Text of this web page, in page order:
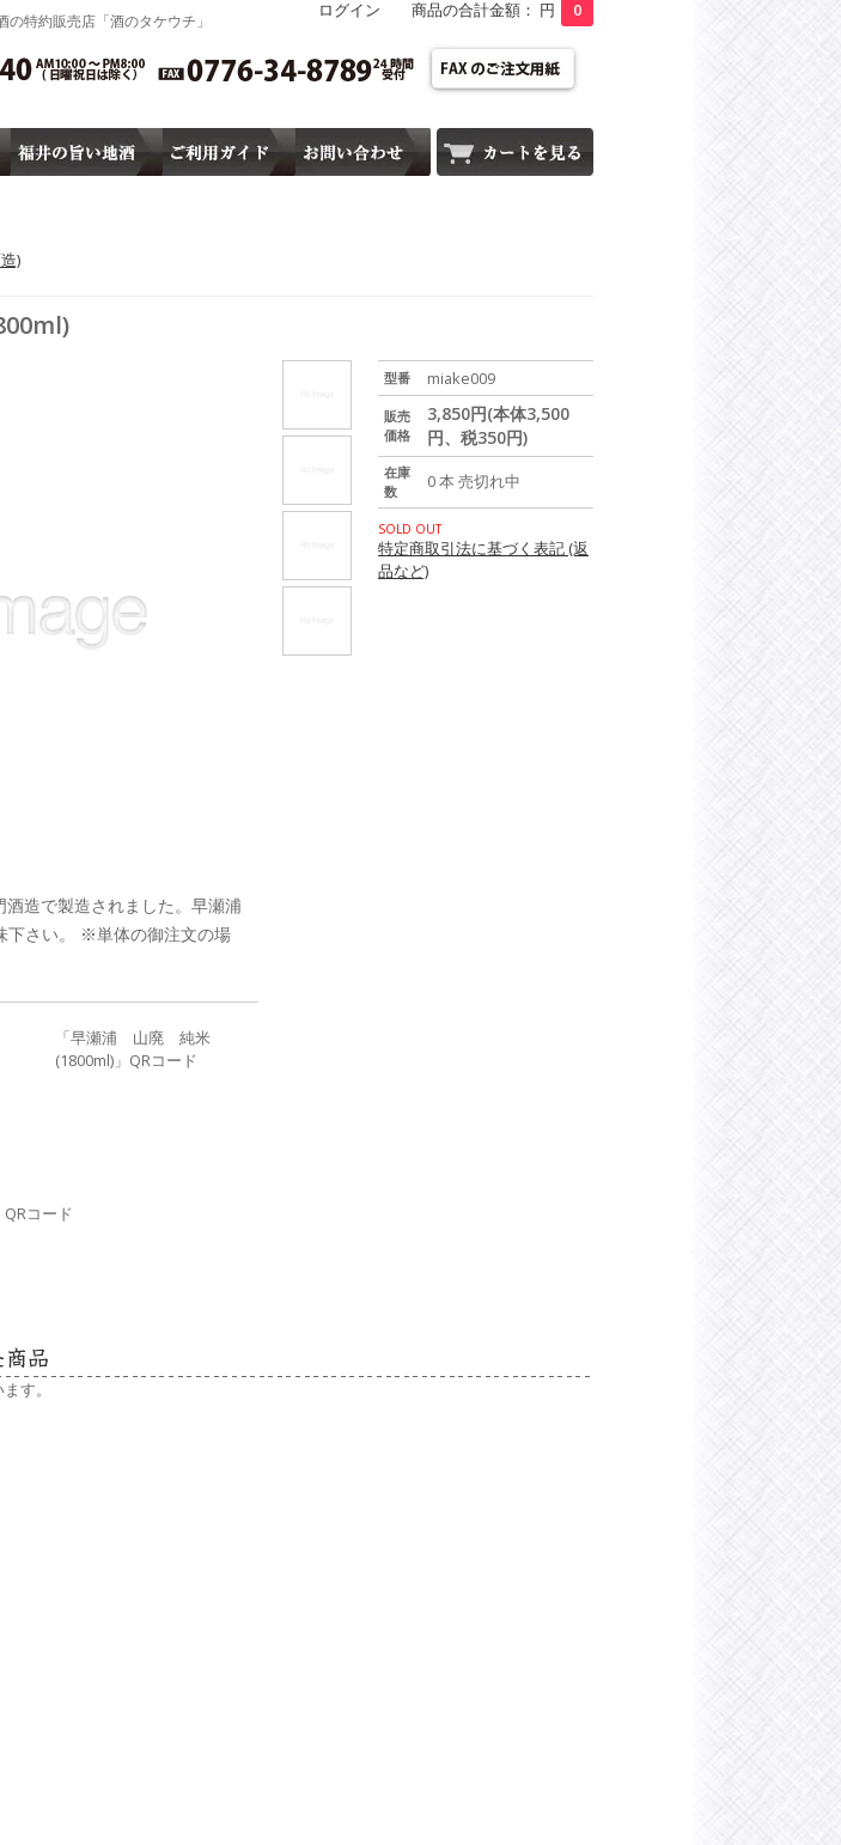
特約販売店「酒のタケウチ」
ログイン 商品の合計金額： 円 0
)
型番 miake009
販売
価格
3,850円(本体3,500
円、税350円)
在庫
数
0 本 売切れ中
SOLD OUT
特定商取引法に基づく表記 (返
品など)
酒造で製造されました。早瀬浦
さい。 ※単体の御注文の場
「早瀬浦 山廃 純米
(1800ml)」QRコード
す。